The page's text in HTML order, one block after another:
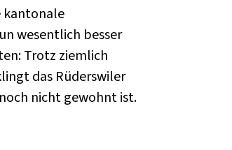
kantonale
wesentlich besser
Trotz ziemlich
das Rüderswiler
nicht gewohnt ist.